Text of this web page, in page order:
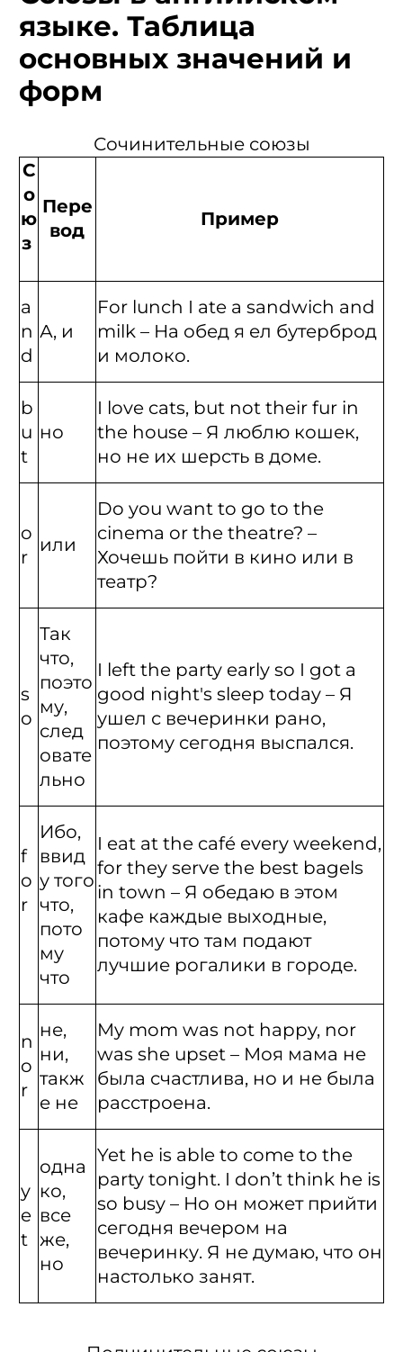
языке. Таблица
основных значений и
форм
Сочинительные союзы
С
о
ю
з
Пере
вод
Пример
a
n
d
А, и
For lunch I ate a sandwich and
milk – На обед я ел бутерброд
и молоко.
b
u
t
но
I love cats, but not their fur in
the house – Я люблю кошек,
но не их шерсть в доме.
o
r
или
Do you want to go to the
cinema or the theatre? –
Хочешь пойти в кино или в
театр?
s
o
Так
что,
поэто
му,
след
овате
льно
I left the party early so I got a
good night's sleep today – Я
ушел с вечеринки рано,
поэтому сегодня выспался.
f
o
r
Ибо,
ввид
у того
что,
пото
му
что
I eat at the café every weekend,
for they serve the best bagels
in town – Я обедаю в этом
кафе каждые выходные,
потому что там подают
лучшие рогалики в городе.
n
o
r
не,
ни,
такж
е не
My mom was not happy, nor
was she upset – Моя мама не
была счастлива, но и не была
расстроена.
y
e
t
одна
ко,
все
же,
но
Yet he is able to come to the
party tonight. I don’t think he is
so busy – Но он может прийти
сегодня вечером на
вечеринку. Я не думаю, что он
настолько занят.